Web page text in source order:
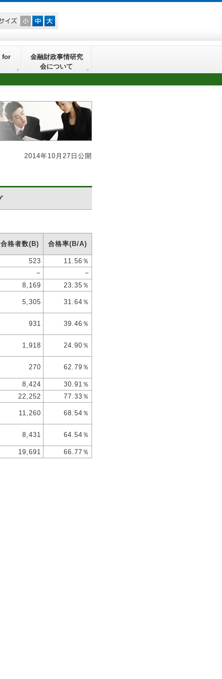
for
金融財政事情研究
会について
2014年10月27日公開
合格者数(B) 合格率(B/A)
523
11.56％
− −
8,169 23.35％
5,305 31.64％
931 39.46％
1,918 24.90％
270 62.79％
8,424 30.91％
22,252 77.33％
11,260 68.54％
8,431 64.54％
19,691 66.77％